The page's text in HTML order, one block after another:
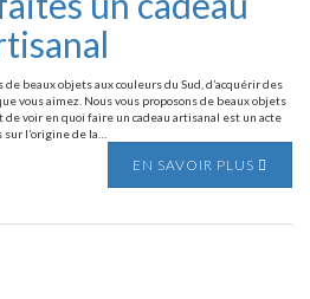
beaux objets aux couleurs du Sud, d’acquérir des
vous aimez. Nous vous proposons de beaux objets
voir en quoi faire un cadeau artisanal est un acte
l’origine de la…
EN SAVOIR PLUS